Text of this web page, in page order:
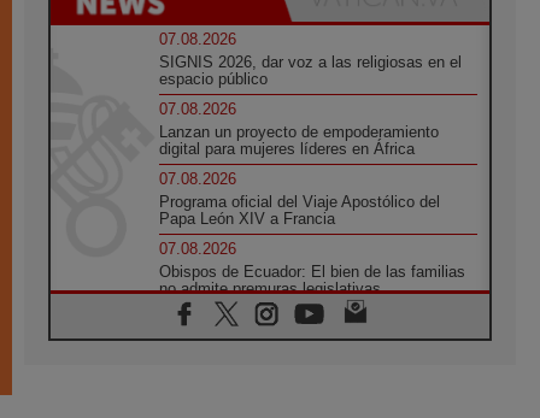
07.08.2026
SIGNIS 2026, dar voz a las religiosas en el
espacio público
07.08.2026
Lanzan un proyecto de empoderamiento
digital para mujeres líderes en África
07.08.2026
Programa oficial del Viaje Apostólico del
Papa León XIV a Francia
07.08.2026
Obispos de Ecuador: El bien de las familias
no admite premuras legislativas
06.08.2026
Cardenal Parolin: La paz comienza con la